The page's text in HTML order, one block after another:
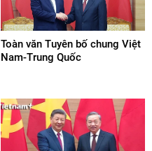
Toàn văn Tuyên bố chung Việt
Nam-Trung Quốc